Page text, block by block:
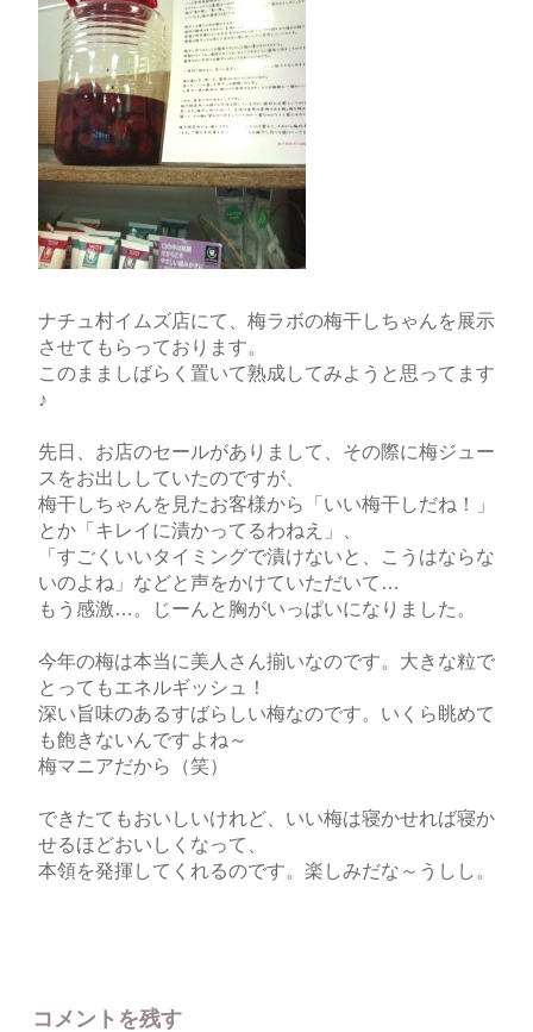
ナチュ村イムズ店にて、梅ラボの梅干しちゃんを展示
させてもらっております。
このまましばらく置いて熟成してみようと思ってます
♪
先日、お店のセールがありまして、その際に梅ジュー
スをお出ししていたのですが、
梅干しちゃんを見たお客様から「いい梅干しだね！」
とか「キレイに漬かってるわねえ」、
「すごくいいタイミングで漬けないと、こうはならな
いのよね」などと声をかけていただいて…
もう感激…。じーんと胸がいっぱいになりました。
今年の梅は本当に美人さん揃いなのです。大きな粒で
とってもエネルギッシュ！
深い旨味のあるすばらしい梅なのです。いくら眺めて
も飽きないんですよね～
梅マニアだから（笑）
できたてもおいしいけれど、いい梅は寝かせれば寝か
せるほどおいしくなって、
本領を発揮してくれるのです。楽しみだな～うしし。
コメントを残す